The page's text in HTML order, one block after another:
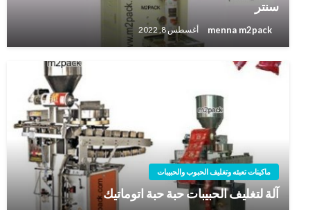
سنتر
menna m2pack أغسطس 8, 2022
ماكينات تعبئه وتغليف الحبوب والحبيبات
آلة لتغليف الحبيبات حبة حبة اتوماتيك